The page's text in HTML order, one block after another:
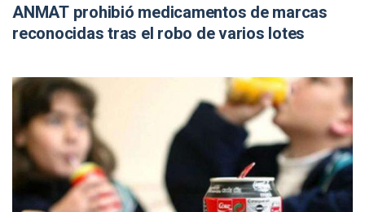
ANMAT prohibió medicamentos de marcas
reconocidas tras el robo de varios lotes